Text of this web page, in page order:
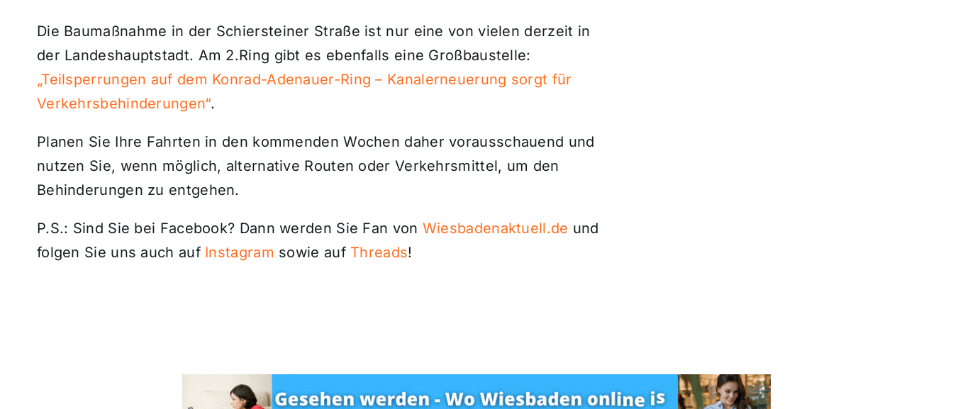
Die Baumaßnahme in der Schiersteiner Straße ist nur eine von vielen derzeit in
der Landeshauptstadt. Am 2.Ring gibt es ebenfalls eine Großbaustelle:
„Teilsperrungen auf dem Konrad-Adenauer-Ring – Kanalerneuerung sorgt für
Verkehrsbehinderungen“.
Planen Sie Ihre Fahrten in den kommenden Wochen daher vorausschauend und
nutzen Sie, wenn möglich, alternative Routen oder Verkehrsmittel, um den
Behinderungen zu entgehen.
P.S.: Sind Sie bei Facebook? Dann werden Sie Fan von Wiesbadenaktuell.de und
folgen Sie uns auch auf Instagram sowie auf Threads!